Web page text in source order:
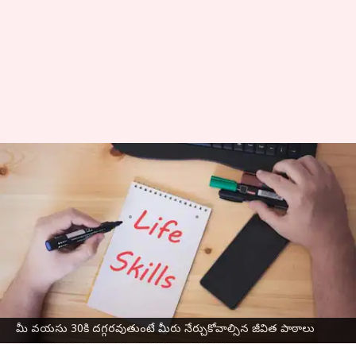
మీ వయసు 30కి దగ్గరవుతుంటే మీరు నేర్చుకోవాల్సిన జీవిత పాఠాలు
మీ వయసు 30కి దగ్గరవుతుంటే మీరు
ఖచ్చితంగా నేర్చుకోవాల్సిన పాఠాలు
వ్రాసిన వారు Sriram Pranateja Jun 19, 2023 03:57 pm
ఈ వార్తాకథనం ఏంటి
జీవితంలో అనేక దశలుంటాయి. ఒక్కో దశలో ఒక్కోలా
ఉంటారు. పదేళ్ళ పిల్లాడిగా ఉన్నప్పుడు, 20ఏళ్ల
కుర్రాడిగా ఉన్నప్పుడు ఆలోచనలు ఒకేలా ఉండవు.